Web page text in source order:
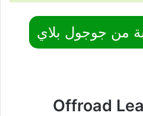
من جوجول بلاي